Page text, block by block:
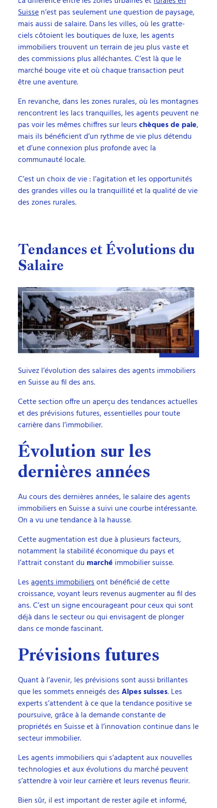
Suissen’est pas seulement une question de paysage,
mais aussi de salaire. Dans les villes, où les gratte-
ciels côtoient les boutiques de luxe, les agents
immobiliers trouvent un terrain de jeu plus vaste et
des commissions plus alléchantes. C’est là que le
marché bouge vite et où chaque transaction peut
être une aventure.
En revanche, dans les zones rurales, où les montagnes
rencontrent les lacs tranquilles, les agents peuvent ne
pas voir les mêmes chiffres sur leurschèques de paie,
mais ils bénéficient d’un rythme de vie plus détendu
et d’une connexion plus profonde avec la
communauté locale.
C’est un choix de vie : l’agitation et les opportunités
des grandes villes ou la tranquillité et la qualité de vie
des zones rurales.
Tendances et Évolutions du
Salaire
Suivez l’évolution des salaires des agents immobiliers
en Suisse au fil des ans.
Cette section offre un aperçu des tendances actuelles
et des prévisions futures, essentielles pour toute
carrière dans l’immobilier.
Évolution sur les
dernières années
Au cours des dernières années, le salaire des agents
immobiliers en Suisse a suivi une courbe intéressante.
On a vu une tendance à la hausse.
Cette augmentation est due à plusieurs facteurs,
notamment la stabilité économique du pays et
l’attrait constant du marché immobilier suisse.
Lesagents immobiliersont bénéficié de cette
croissance, voyant leurs revenus augmenter au fil des
ans. C’est un signe encourageant pour ceux qui sont
déjà dans le secteur ou qui envisagent de plonger
dans ce monde fascinant.
Prévisions futures
Quant à l’avenir, les prévisions sont aussi brillantes
que les sommets enneigés desAlpes suisses. Les
experts s’attendent à ce que la tendance positive se
poursuive, grâce à la demande constante de
propriétés en Suisse et à l’innovation continue dans le
secteur immobilier.
Les agents immobiliers qui s’adaptent aux nouvelles
technologies et aux évolutions du marché peuvent
s’attendre à voir leur carrière et leurs revenus fleurir.
Bien sûr, il est important de rester agile et informé,